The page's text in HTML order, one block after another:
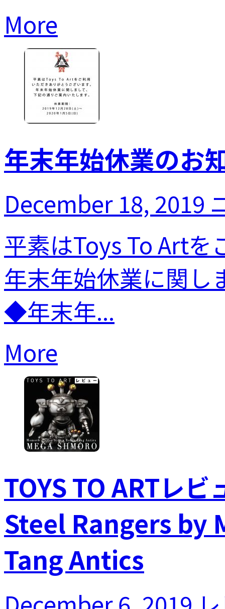
More
年末年始休業のお
December 18, 2019
平素はToys To Art
年末年始休業に関し
◆年末年...
More
TOYS TO ARTレ
Steel Rangers
Tang Antics